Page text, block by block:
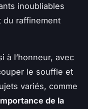
inoubliables
du raffinement
à l’honneur, avec
le souffle et
variés, comme
de la